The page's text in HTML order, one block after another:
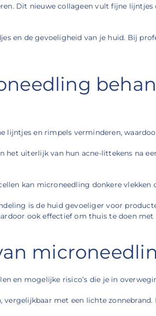
Dit nieuwe collageen vult fijne lijntjes
en de gevoeligheid van je huid. Bij
lijntjes en rimpels verminderen,
het uiterlijk van hun acne-littekens na
kan microneedling donkere
is de huid gevoeliger voor
ook effectief om thuis te doen met
en mogelijke risico’s die je in
met een lichte